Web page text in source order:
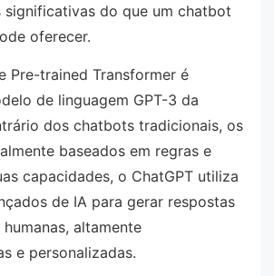
significativas do que um chatbot
oferecer.
Pre-trained Transformer é
de linguagem GPT-3 da
dos chatbots tradicionais, os
baseados em regras e
capacidades, o ChatGPT utiliza
de IA para gerar respostas
altamente
e personalizadas.